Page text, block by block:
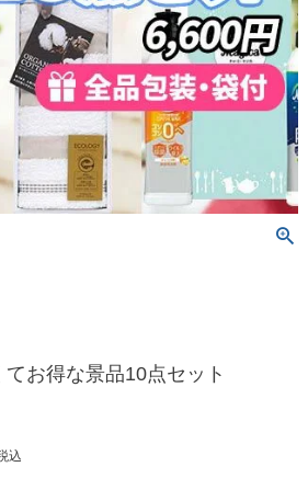
お得な景品10点セット
込